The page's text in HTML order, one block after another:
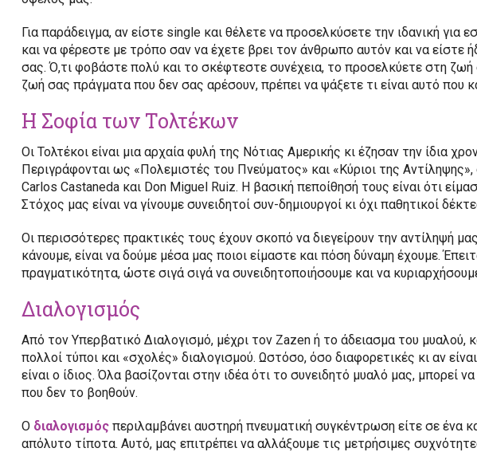
Για παράδειγμα, αν είστε single και θέλετε να προσελκύσετε την ιδανική για
και να φέρεστε με τρόπο σαν να έχετε βρει τον άνθρωπο αυτόν και να είστε
σας. Ό,τι φοβάστε πολύ και το σκέφτεστε συνέχεια, το προσελκύετε στη ζωή
ζωή σας πράγματα που δεν σας αρέσουν, πρέπει να ψάξετε τι είναι αυτό που
Η Σοφία των Τολτέκων
Οι Τολτέκοι είναι μια αρχαία φυλή της Νότιας Αμερικής κι έζησαν την ίδια
Περιγράφονται ως «Πολεμιστές του Πνεύματος» και «Κύριοι της
Carlos Castaneda και Don Miguel Ruiz. Η βασική πεποίθησή τους είναι ότι
Στόχος μας είναι να γίνουμε συνειδητοί συν-δημιουργοί κι όχι παθητικοί
Οι περισσότερες πρακτικές τους έχουν σκοπό να διεγείρουν την αντίληψή
κάνουμε, είναι να δούμε μέσα μας ποιοι είμαστε και πόση δύναμη έχουμε.
πραγματικότητα, ώστε σιγά σιγά να συνειδητοποιήσουμε και να
Διαλογισμός
Από τον Υπερβατικό Διαλογισμό, μέχρι τον Zazen ή το άδειασμα του μυαλού,
πολλοί τύποι και «σχολές» διαλογισμού. Ωστόσο, όσο διαφορετικές κι αν
είναι ο ίδιος. Όλα βασίζονται στην ιδέα ότι το συνειδητό μυαλό μας, μπορεί
που δεν το βοηθούν.
Ο διαλογισμός περιλαμβάνει αυστηρή πνευματική συγκέντρωση είτε σε ένα
απόλυτο τίποτα. Αυτό, μας επιτρέπει να αλλάξουμε τις μετρήσιμες